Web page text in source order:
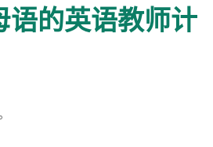
语的英语教师计